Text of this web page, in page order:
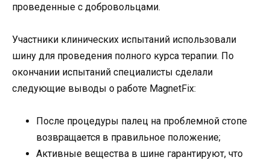
проведенные с добровольцами.
Участники клинических испытаний использовали
шину для проведения полного курса терапии. По
окончании испытаний специалисты сделали
следующие выводы о работе MagnetFix:
После процедуры палец на проблемной стопе
возвращается в правильное положение;
Активные вещества в шине гарантируют, что